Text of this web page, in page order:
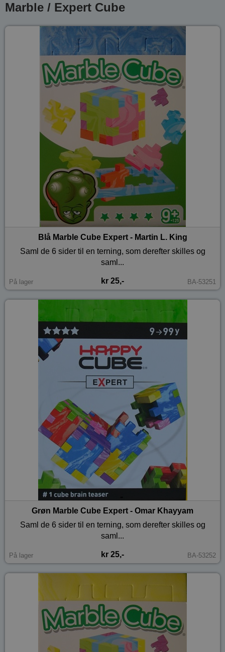
Marble / Expert Cube
Blå Marble Cube Expert - Martin L. King
Saml de 6 sider til en terning, som derefter skilles og
saml...
På lager kr 25,- BA-53251
Grøn Marble Cube Expert - Omar Khayyam
Saml de 6 sider til en terning, som derefter skilles og
saml...
På lager kr 25,- BA-53252